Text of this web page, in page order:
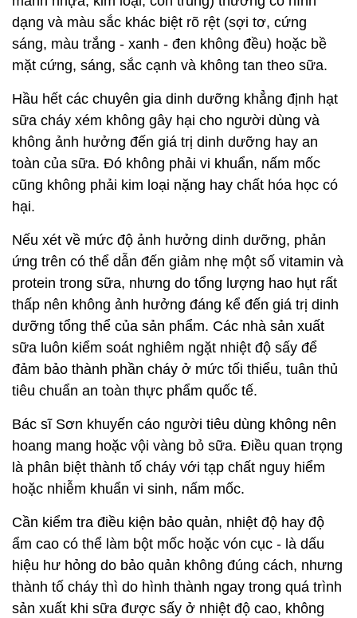
dạng và màu sắc khác biệt rõ rệt (sợi tơ, cứng
sáng, màu trắng - xanh - đen không đều) hoặc bề
mặt cứng, sáng, sắc cạnh và không tan theo sữa.
Hầu hết các chuyên gia dinh dưỡng khẳng định hạt
sữa cháy xém không gây hại cho người dùng và
không ảnh hưởng đến giá trị dinh dưỡng hay an
toàn của sữa. Đó không phải vi khuẩn, nấm mốc
cũng không phải kim loại nặng hay chất hóa học có
hại.
Nếu xét về mức độ ảnh hưởng dinh dưỡng, phản
ứng trên có thể dẫn đến giảm nhẹ một số vitamin và
protein trong sữa, nhưng do tổng lượng hao hụt rất
thấp nên không ảnh hưởng đáng kể đến giá trị dinh
dưỡng tổng thể của sản phẩm. Các nhà sản xuất
sữa luôn kiểm soát nghiêm ngặt nhiệt độ sấy để
đảm bảo thành phần cháy ở mức tối thiểu, tuân thủ
tiêu chuẩn an toàn thực phẩm quốc tế.
Bác sĩ Sơn khuyến cáo người tiêu dùng không nên
hoang mang hoặc vội vàng bỏ sữa. Điều quan trọng
là phân biệt thành tố cháy với tạp chất nguy hiểm
hoặc nhiễm khuẩn vi sinh, nấm mốc.
Cần kiểm tra điều kiện bảo quản, nhiệt độ hay độ
ẩm cao có thể làm bột mốc hoặc vón cục - là dấu
hiệu hư hỏng do bảo quản không đúng cách, nhưng
thành tố cháy thì do hình thành ngay trong quá trình
sản xuất khi sữa được sấy ở nhiệt độ cao, không